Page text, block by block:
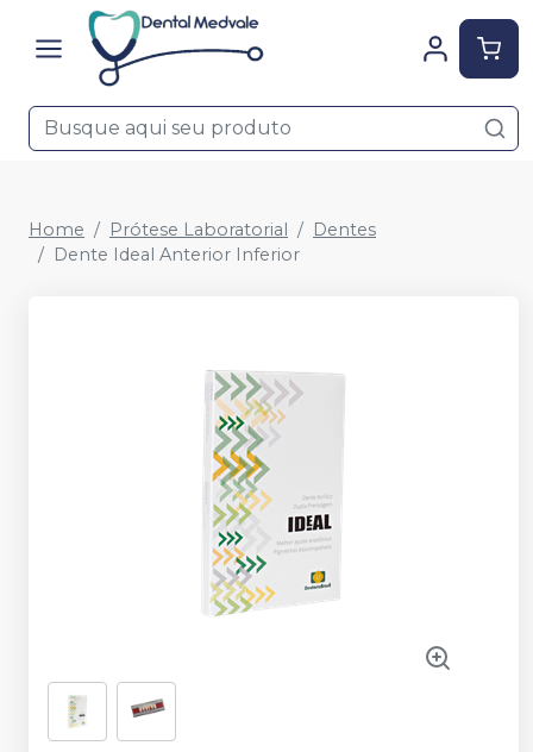
Home Prótese Laboratorial
Dentes
Dente Ideal Anterior Inferior